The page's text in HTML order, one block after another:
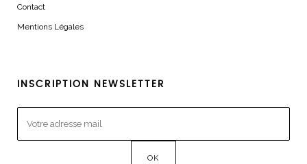
Contact
Mentions Légales
INSCRIPTION NEWSLETTER